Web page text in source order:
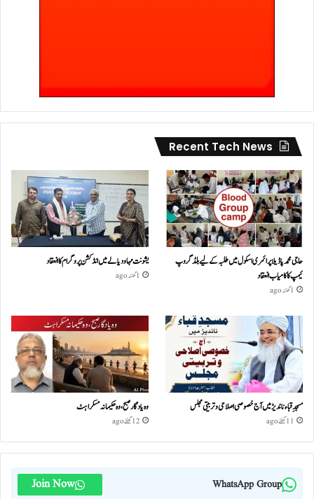
Recent Tech News
حاجی محمد پاڈیلا پرائمری اسکول میں طلبہ کے لیے بلڈ گروپ
کیمپ کا کامیاب انعقاد
1 گھنٹہ ago
یشونت مہا ودیالے میں انڈکشن پروگرام کا انعقاد
1 گھنٹہ ago
مسجدِ قباء ناندیڑ میں آج خصوصی اصلاحی و تربیتی مجلس
11 گھنٹے ago
وہ یادگار صبح، وہ حکیمانہ مسکراہٹ
12 گھنٹے ago
WhatsApp Group
Join Now